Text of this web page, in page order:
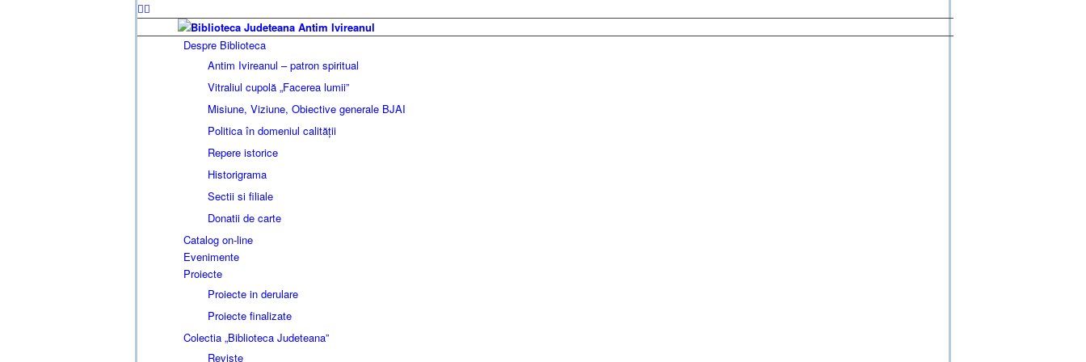
Despre Biblioteca
Antim Ivireanul – patron spiritual
Vitraliul cupolă „Facerea lumii”
Misiune, Viziune, Obiective generale BJAI
Politica în domeniul calității
Repere istorice
Historigrama
Sectii si filiale
Donatii de carte
Catalog on-line
Evenimente
Proiecte
Proiecte in derulare
Proiecte finalizate
Colectia „Biblioteca Judeteana”
Reviste